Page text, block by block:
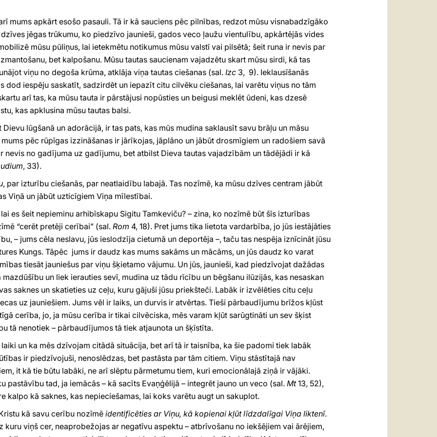
mums apkārt esošo pasauli. Tā ir kā sauciens pēc pilnības, redzot mūsu visnabadzīgāko
jēgas trūkumu, ko piedzīvo jaunieši, gados veco ļaužu vientulību, apkārtējās vides
mūsu pūliņus, lai ietekmētu notikumus mūsu valstī vai pilsētā; šeit runa ir nevis par
bet kalpošanu. Mūsu tautas saucienam vajadzētu skart mūsu sirdi, kā tas
viņu no degoša krūma, atklāja viņa tautas ciešanas (sal. Izc 3, 9). Ieklausīšanās
dod iespēju saskatīt, sadzirdēt un iepazīt citu cilvēku ciešanas, lai varētu viņus no tām
arī tas, ka mūsu tauta ir pārstājusi nopūsties un beigusi meklēt ūdeni, kas dzesē
kas apklusina mūsu tautas balsi.
lūgšanā un adorācijā, ir tas pats, kas mūs mudina saklausīt savu brāļu un māsu
mums pēc rūpīgas izzināšanas ir jārīkojas, jāplāno un jābūt drosmīgiem un radošiem savā
nevis no gadījuma uz gadījumu, bet atbilst Dieva tautas vajadzībām un tādējādi ir kā
, 33).
, par izturību ciešanās, par neatlaidību labajā. Tas nozīmē, ka mūsu dzīves centram jābūt
Viņā un jābūt uzticīgiem Viņa mīlestībai.
es šeit nepieminu arhibīskapu Sigitu Tamkeviču? – zina, ko nozīmē būt šīs izturības
“cerēt pretēji cerībai” (sal. Rom 4, 18). Pret jums tika lietota vardarbība, jo jūs iestājāties
– jums cēla neslavu, jūs ieslodzīja cietumā un deportēja –, taču tas nespēja iznīcināt jūsu
Kungs. Tāpēc jums ir daudz kas mums sakāms un mācāms, un jūs daudz ko varat
tiesāt jauniešus par viņu šķietamo vājumu. Un jūs, jaunieši, kad piedzīvojat dažādas
un liek ierauties sevī, mudina uz tādu rīcību un bēgšanu ilūzijās, kas nesaskan
saknes un skatieties uz ceļu, kuru gājuši jūsu priekšteči. Labāk ir izvēlēties citu ceļu
uz jauniešiem. Jums vēl ir laiks, un durvis ir atvērtas. Tieši pārbaudījumu brīžos kļūst
cerība, jo, ja mūsu cerība ir tikai cilvēciska, mēs varam kļūt sarūgtināti un sev šķist
tā nenotiek – pārbaudījumos tā tiek atjaunota un šķīstīta.
un ka mēs dzīvojam citādā situācija, bet arī tā ir taisnība, ka šie padomi tiek labāk
ir piedzīvojuši, nenoslēdzas, bet pastāsta par tām citiem. Viņu stāstītajā nav
it kā tie būtu labāki, ne arī slēptu pārmetumu tiem, kuri emocionālajā ziņā ir vājāki.
pastāvību tad, ja iemācās – kā sacīts Evaņģēlijā – integrēt jauno un veco (sal. Mt13, 52),
kalpo kā saknes, kas nepieciešamas, lai koks varētu augt un sakuplot.
kā savu cerību nozīmēidentificēties ar Viņu, kā kopienai kļūt līdzdalīgai Viņa liktenī.
kuru viņš cer, neaprobežojas ar negatīvu aspektu – atbrīvošanu no iekšējiem vai ārējiem,